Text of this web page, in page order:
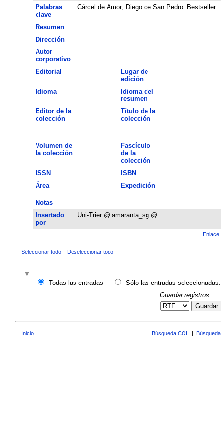
Palabras
clave
Cárcel de Amor; Diego de San Pedro; Bestseller
Resumen
Dirección
Autor
corporativo
Editorial
Lugar de
edición
Idioma
Idioma del
resumen
Editor de la
colección
Título de la
colección
Volumen de
la colección
Fascículo
de la
colección
ISSN
ISBN
Área
Expedición
Notas
Insertado
por
Uni-Trier @ amaranta_sg @
Enlace
Seleccionar todo Deseleccionar todo
Todas las entradas
Sólo las entradas seleccionadas:
Guardar registros:
Guardar
Inicio Búsqueda CQL